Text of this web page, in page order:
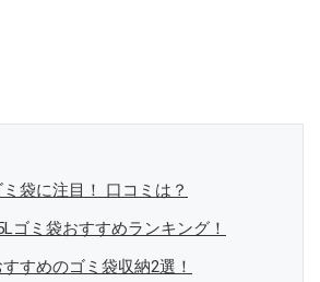
袋に注目！ 口コミは？
ゴミ袋おすすめランキング！
すめのゴミ袋収納2選！